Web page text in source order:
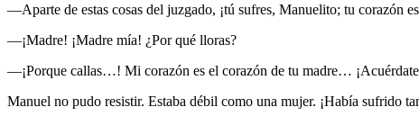
—Aparte de estas cosas del juzgado, ¡tú sufres, Manuelito; tu corazón
—¡Madre! ¡Madre mía! ¿Por qué lloras?
—¡Porque callas…! Mi corazón es el corazón de tu madre…
Manuel no pudo resistir. Estaba débil como una mujer. ¡Había sufrido